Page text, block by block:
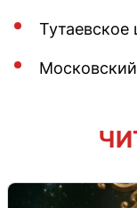
Тутаевское